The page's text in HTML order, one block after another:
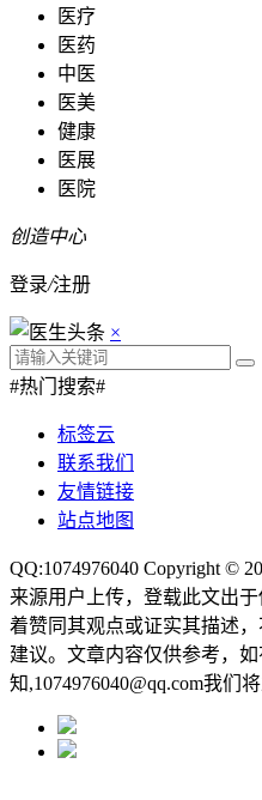
医疗
医药
中医
医美
健康
医展
医院
创造中心
登录/注册
×
#热门搜索#
标签云
联系我们
友情链接
站点地图
QQ:1074976040 Copyright ©
来源用户上传，登载此文出
着赞同其观点或证实其描述
建议。文章内容仅供参考，
知,1074976040@qq.com我们